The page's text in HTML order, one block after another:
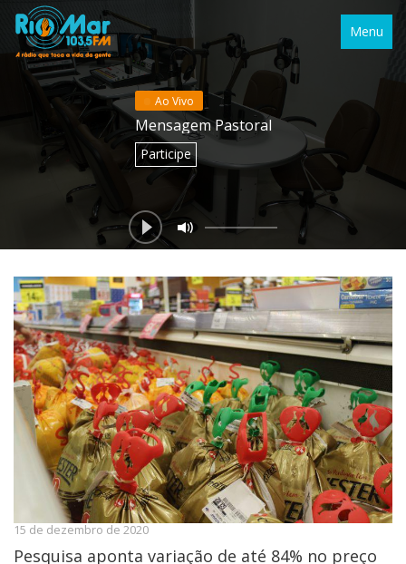
Menu
Ao Vivo
Mensagem Pastoral
Participe
15 de dezembro de 2020
Pesquisa aponta variação de até 84% no preço